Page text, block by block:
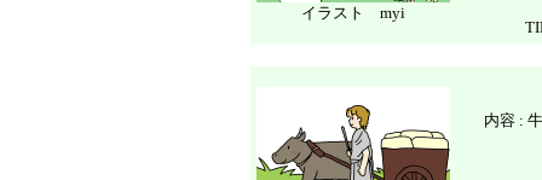
イラスト myi
内容 :